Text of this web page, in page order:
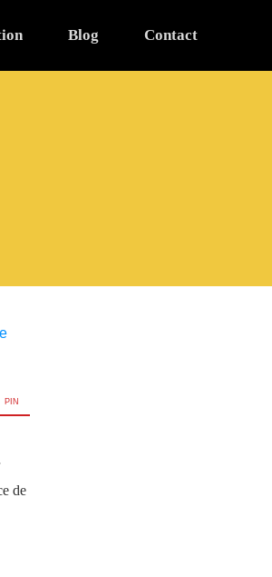
Blog Contact
PIN
de